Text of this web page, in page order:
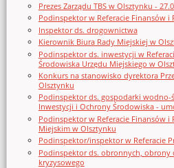
Prezes Zarządu TBS w Olsztynku -
Podinspektor w Referacie Finansów i
Inspektor ds. drogownictwa
Kierownik Biura Rady Miejskiej w
Podinspektor ds. inwestycji w
Środowiska Urzędu Miejskiego w
Konkurs na stanowisko dyrektora
Olsztynku
Podinspektor ds. gospodarki wodno-
Inwestycji i Ochrony Środowiska -
Podinspektor w Referacie Finansów i
Miejskim w Olsztynku
Podinspektor/inspektor w Referacie
Podinspektor ds. obronnych, obrony
kryzysowego